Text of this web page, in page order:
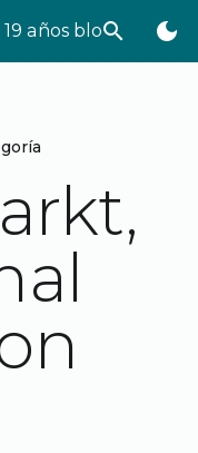
19 años bloggeando
search dark_mode